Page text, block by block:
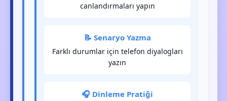
canlandırmaları yapın
📝 Senaryo Yazma
Farklı durumlar için telefon diyalogları
yazın
🎧 Dinleme Pratiği